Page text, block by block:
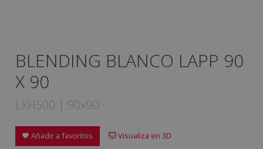
BLENDING BLANCO LAPP 90
X 90
LXH500 | 90x90
Añadir a favoritos Visualiza en 3D